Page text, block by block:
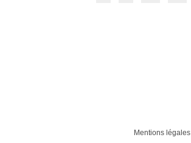
Mentions légales